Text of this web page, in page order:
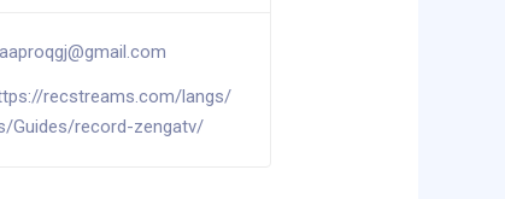
recstreams.com/langs/
Guides/record-zengatv/